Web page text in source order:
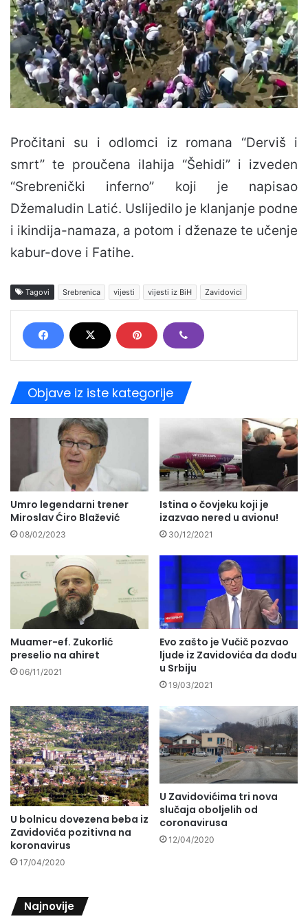
Pročitani su i odlomci iz romana “Derviš i
smrt” te proučena ilahija “Šehidi” i izveden
“Srebrenički inferno” koji je napisao
Džemaludin Latić. Uslijedilo je klanjanje podne
i ikindija-namaza, a potom i dženaze te učenje
kabur-dove i Fatihe.
Tagovi Srebrenica vijesti vijesti iz BiH Zavidovici
Objave iz iste kategorije
Umro legendarni trener
Miroslav Ćiro Blažević
08/02/2023
Istina o čovjeku koji je
izazvao nered u avionu!
30/12/2021
Muamer-ef. Zukorlić
preselio na ahiret
06/11/2021
Evo zašto je Vučič pozvao
ljude iz Zavidovića da dođu
u Srbiju
19/03/2021
U bolnicu dovezena beba iz
Zavidovića pozitivna na
koronavirus
17/04/2020
U Zavidovićima tri nova
slučaja oboljelih od
coronavirusa
12/04/2020
Najnovije